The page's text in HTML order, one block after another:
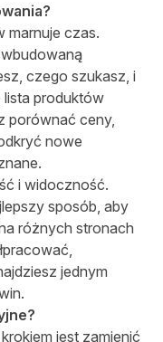
marnuje czas.
czego szukasz, i
lista produktów
porównać ceny,
nowe
i widoczność.
sposób, aby
różnych stronach
jednym
jest zamienić